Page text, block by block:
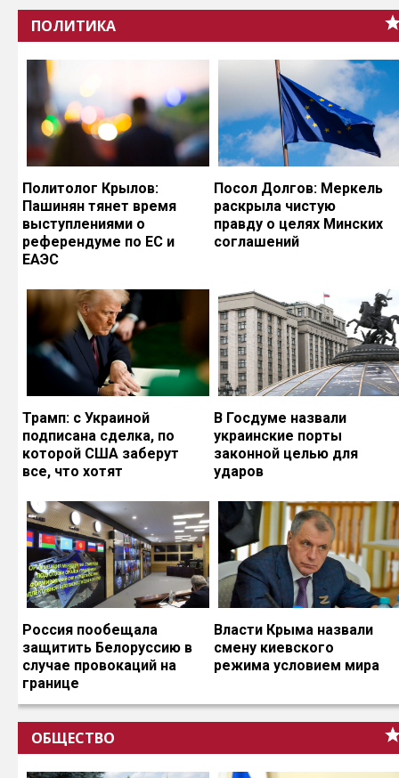
ПОЛИТИКА
Политолог Крылов:
Пашинян тянет время
выступлениями о
референдуме по ЕС и
ЕАЭС
Посол Долгов: Меркель
раскрыла чистую
правду о целях Минских
соглашений
Трамп: с Украиной
подписана сделка, по
которой США заберут
все, что хотят
В Госдуме назвали
украинские порты
законной целью для
ударов
Россия пообещала
защитить Белоруссию в
случае провокаций на
границе
Власти Крыма назвали
смену киевского
режима условием мира
ОБЩЕСТВО